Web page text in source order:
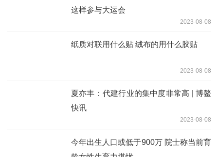
这样参与大运会
2023-08-08
纸质对联用什么贴 绒布的用什么胶贴
2023-08-08
夏亦丰：代建行业的集中度非常高 | 博鳌
快讯
2023-08-08
今年出生人口或低于900万 院士称当前育